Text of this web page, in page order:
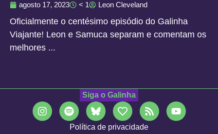
agosto 17, 2023 < 1 Leon Cleveland
Oficialmente o centésimo episódio do Galinha
Viajante! Leon e Samuca separam e comentam os
melhores ...
Siga o Galinha
Política de privacidade